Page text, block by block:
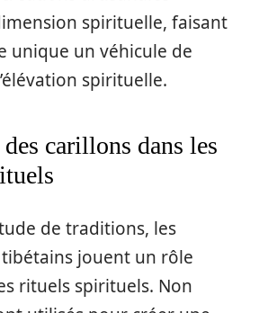
spirituelle, faisant
unique un véhicule de
spirituelle.
carillons dans les
de traditions, les
jouent un rôle
rituels spirituels. Non